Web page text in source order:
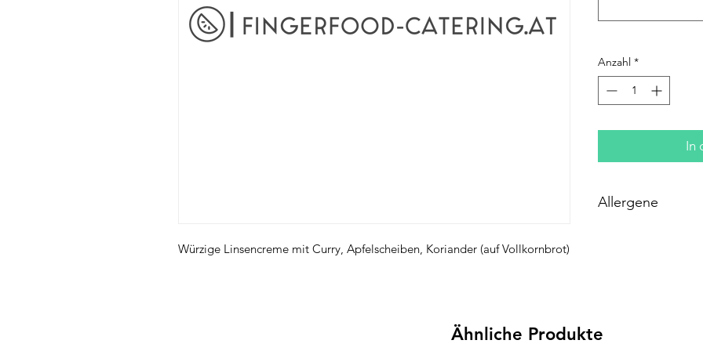
Würzige Linsencreme mit Curry, Apfelscheiben, Koriander (auf Vollkornbrot)
Anzahl *
In
Allergene
Ähnliche Produkte